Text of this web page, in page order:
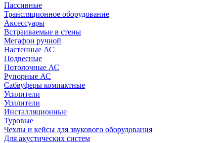
Пассивные
Трансляционное оборудование
Аксессуары
Встраиваемые в стены
Мегафон ручной
Настенные АС
Подвесные
Потолочные АС
Рупорные АС
Сабвуферы компактные
Усилители
Усилители
Инсталляционные
Туровые
Чехлы и кейсы для звукового оборудования
Для акустических систем